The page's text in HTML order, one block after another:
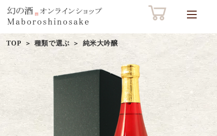
TOP 種類で選ぶ 純米大吟醸